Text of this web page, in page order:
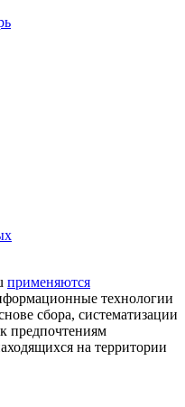
применяются
технологии
сбора, систематизации
предпочтениям
на территории